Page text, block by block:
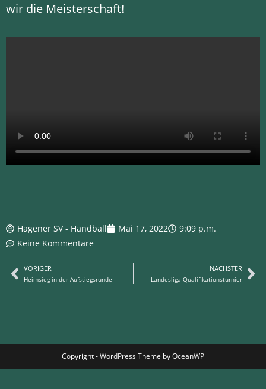
wir die Meisterschaft!
Hagener SV - Handball Mai 17, 2022
9:09 p.m.
Keine Kommentare
VORIGER
Heimsieg in der Aufstiegsrunde
NÄCHSTER
Landesliga Qualifikationsturnier
Copyright - WordPress Theme by OceanWP